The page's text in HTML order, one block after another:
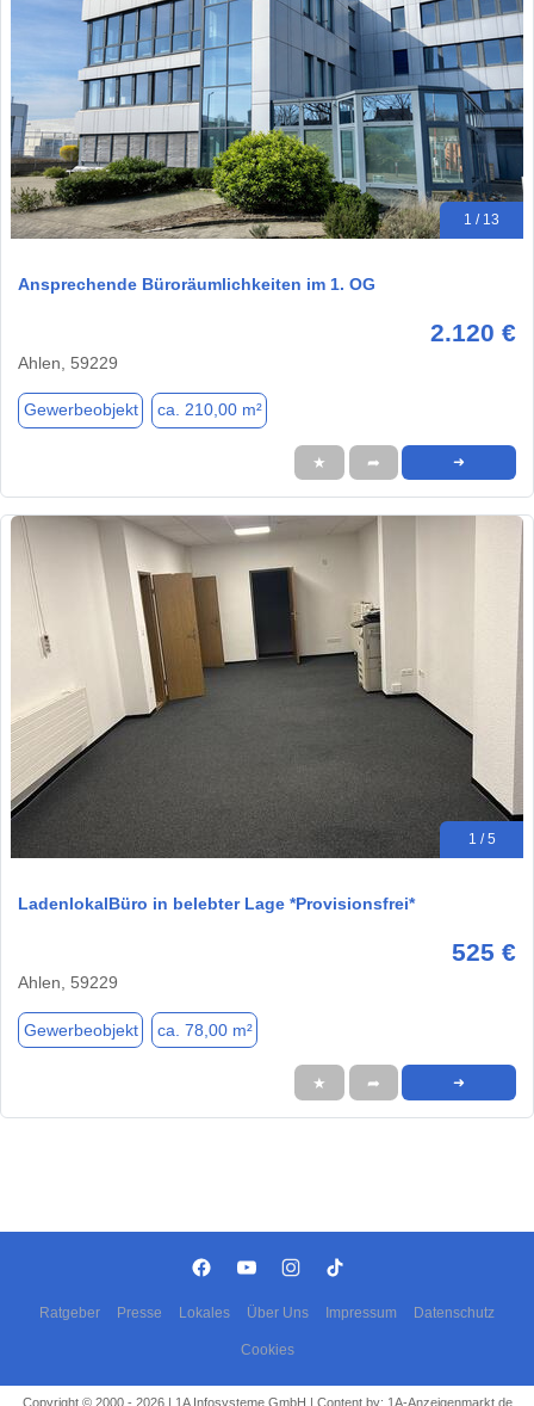
1 / 13
Ansprechende Büroräumlichkeiten im 1. OG
2.120 €
Ahlen, 59229
Gewerbeobjekt ca. 210,00 m²
★ ➦ ➜
1 / 5
LadenlokalBüro in belebter Lage *Provisionsfrei*
525 €
Ahlen, 59229
Gewerbeobjekt ca. 78,00 m²
★ ➦ ➜
Ratgeber Presse Lokales Über Uns Impressum Datenschutz
Cookies
Copyright © 2000 - 2026 | 1A Infosysteme GmbH | Content by: 1A-Anzeigenmarkt.de